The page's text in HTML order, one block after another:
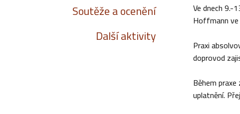
Soutěže a ocenění
Další aktivity
Ve dnech 9.-
Hoffmann ve
Praxi
doprovod
Během
uplatnění.